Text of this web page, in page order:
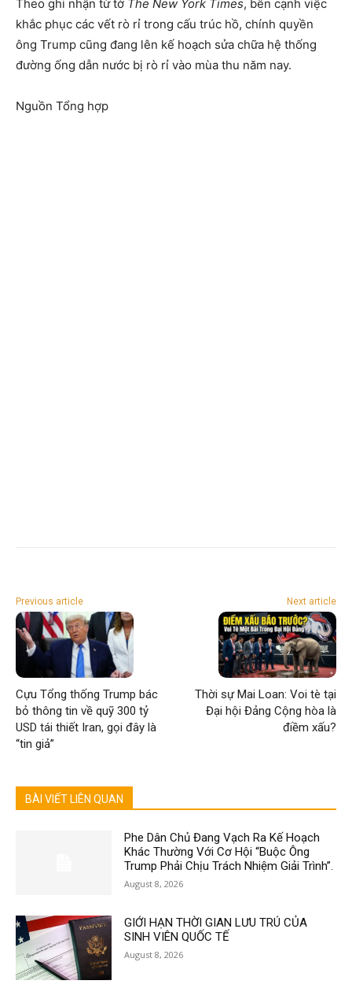
Theo ghi nhận từ tờ The New York Times, bên cạnh việc
khắc phục các vết rò rỉ trong cấu trúc hồ, chính quyền
ông Trump cũng đang lên kế hoạch sửa chữa hệ thống
đường ống dẫn nước bị rò rỉ vào mùa thu năm nay.
Nguồn Tổng hợp
Previous article
Cựu Tổng thống Trump bác
bỏ thông tin về quỹ 300 tỷ
USD tái thiết Iran, gọi đây là
“tin giả”
Next article
Thời sự Mai Loan: Voi tè tại
Đại hội Đảng Cộng hòa là
điềm xấu?
BÀI VIẾT LIÊN QUAN
Phe Dân Chủ Đang Vạch Ra Kế Hoạch
Khác Thường Với Cơ Hội “Buộc Ông
Trump Phải Chịu Trách Nhiệm Giải Trình”.
August 8, 2026
GIỚI HẠN THỜI GIAN LƯU TRÚ CỦA
SINH VIÊN QUỐC TẾ
August 8, 2026